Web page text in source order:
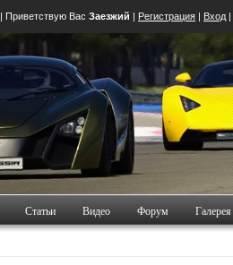
| Приветствую Вас Заезжий | Регистрация | Вход |
Статьи Видео Форум Галерея